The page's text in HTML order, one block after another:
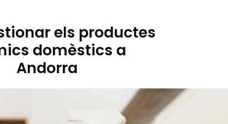
els productes
domèstics a
Andorra